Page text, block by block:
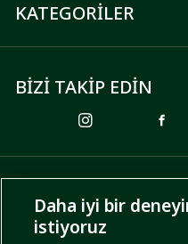
KATEGORİLER
BİZİ TAKİP EDİN
ÖDEME SEÇENEKLERİ
Daha iyi bir
istiyoruz